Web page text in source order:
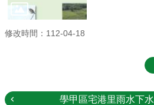
修改時間：112-04-18
學甲區宅港里雨水下